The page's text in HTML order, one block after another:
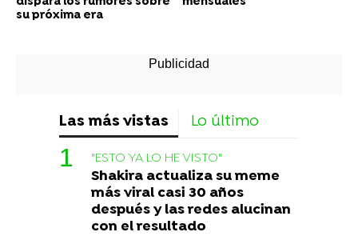
su próxima era
Las más vistas Lo último
"ESTO YA LO HE VISTO"
Shakira actualiza su meme
más viral casi 30 años
después y las redes alucinan
con el resultado